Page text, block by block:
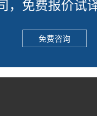
，免费报价试
免费咨询